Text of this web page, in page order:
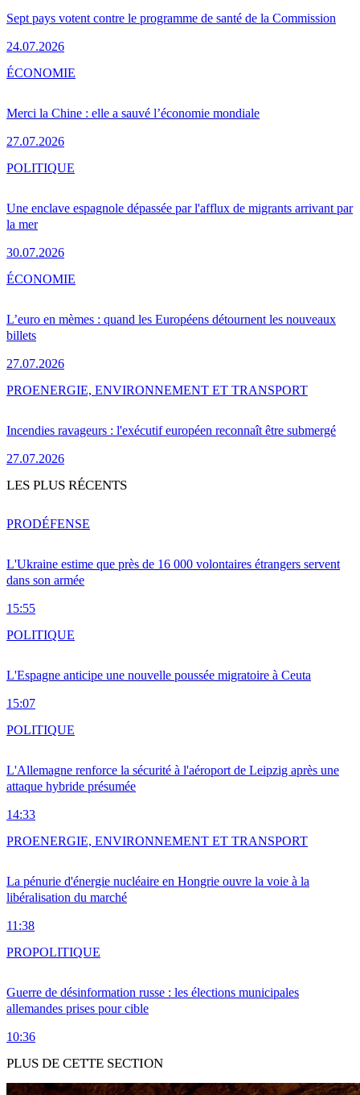
Sept pays votent contre le programme de santé de la Commission
24.07.2026
Merci la Chine : elle a sauvé l’économie mondiale
27.07.2026
ÉCONOMIE
Une enclave espagnole dépassée par l'afflux de migrants arrivant par
la mer
30.07.2026
POLITIQUE
L’euro en mèmes : quand les Européens détournent les nouveaux
billets
27.07.2026
ÉCONOMIE
Incendies ravageurs : l'exécutif européen reconnaît être submergé
27.07.2026
PROENERGIE, ENVIRONNEMENT ET TRANSPORT
LES PLUS RÉCENTS
L'Ukraine estime que près de 16 000 volontaires étrangers servent
dans son armée
15:55
PRODÉFENSE
L'Espagne anticipe une nouvelle poussée migratoire à Ceuta
15:07
POLITIQUE
L'Allemagne renforce la sécurité à l'aéroport de Leipzig après une
attaque hybride présumée
14:33
POLITIQUE
La pénurie d'énergie nucléaire en Hongrie ouvre la voie à la
libéralisation du marché
11:38
PROENERGIE, ENVIRONNEMENT ET TRANSPORT
Guerre de désinformation russe : les élections municipales
allemandes prises pour cible
10:36
PROPOLITIQUE
PLUS DE CETTE SECTION